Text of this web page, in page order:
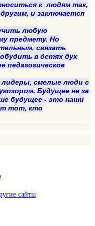
к людям так,
и заключается
любую
предмету. Но
связать
в детях дух
педагогическое
смелые люди с
Будущее не за
будущее - это наши
тот, кто
сайты